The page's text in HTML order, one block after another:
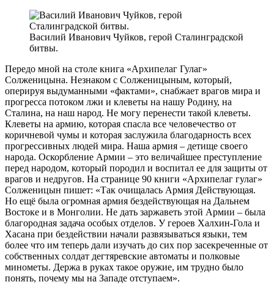
Василий Иванович Чуйков, герой Сталинградской
битвы.
Передо мной на столе книга «Архипелаг Гулаг»
Солженицына. Незнаком с Солженицыным, который,
оперируя выдуманными «фактами», снабжает врагов мира и
прогресса потоком лжи и клеветы на нашу Родину, на
Сталина, на наш народ. Не могу перенести такой клеветы.
Клеветы на армию, которая спасла все человечество от
коричневой чумы и которая заслужила благодарность всех
прогрессивных людей мира. Наша армия – детище своего
народа. Оскорбление Армии – это величайшее преступление
перед народом, который породил и воспитал ее для защиты от
врагов и недругов. На странице 90 книги «Архипелаг гулаг»
Солженицын пишет: «Так очищалась Армия Действующая.
Но ещё была огромная армия бездействующая на Дальнем
Востоке и в Монголии. Не дать заржаветь этой Армии – была
благородная задача особых отделов. У героев Халхин-Гола и
Хасана при бездействии начали развязываться языки, тем
более что им теперь дали изучать до сих пор засекреченные от
собственных солдат дегтяревские автоматы и полковые
минометы. Держа в руках такое оружие, им трудно было
понять, почему мы на Западе отступаем».